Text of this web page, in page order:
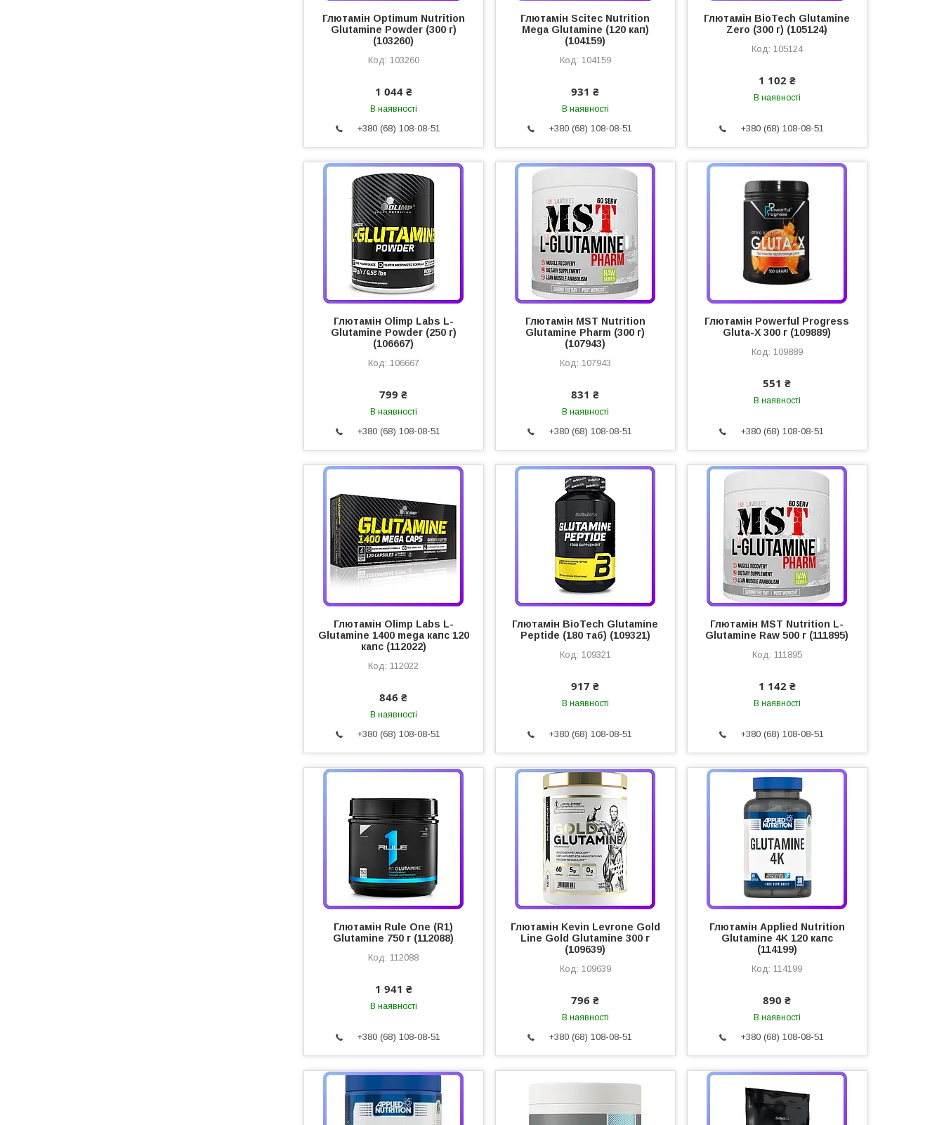
Глютамін Optimum Nutrition
Glutamine Powder (300 г)
(103260)
103260
1 044 ₴
В наявності
+380 (68) 108-08-51
Глютамін Scitec Nutrition
Mega Glutamine (120 кап)
(104159)
104159
931 ₴
В наявності
+380 (68) 108-08-51
Глютамін BioTech Glutamine
Zero (300 г) (105124)
105124
1 102 ₴
В наявності
+380 (68) 108-08-51
Глютамін Olimp Labs L-
Glutamine Powder (250 г)
(106667)
106667
799 ₴
В наявності
+380 (68) 108-08-51
Глютамін MST Nutrition
Glutamine Pharm (300 г)
(107943)
107943
831 ₴
В наявності
+380 (68) 108-08-51
Глютамін Powerful Progress
Gluta-X 300 г (109889)
109889
551 ₴
В наявності
+380 (68) 108-08-51
Глютамін Olimp Labs L-
Glutamine 1400 mega капс 120
капс (112022)
112022
846 ₴
В наявності
+380 (68) 108-08-51
Глютамін BioTech Glutamine
Peptide (180 таб) (109321)
109321
917 ₴
В наявності
+380 (68) 108-08-51
Глютамін MST Nutrition L-
Glutamine Raw 500 г (111895)
111895
1 142 ₴
В наявності
+380 (68) 108-08-51
Глютамін Rule One (R1)
Glutamine 750 г (112088)
112088
1 941 ₴
В наявності
+380 (68) 108-08-51
Глютамін Kevin Levrone Gold
Line Gold Glutamine 300 г
(109639)
109639
796 ₴
В наявності
+380 (68) 108-08-51
Глютамін Applied Nutrition
Glutamine 4K 120 капс
(114199)
114199
890 ₴
В наявності
+380 (68) 108-08-51